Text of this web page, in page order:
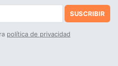
SUSCRIBIR
política de privacidad